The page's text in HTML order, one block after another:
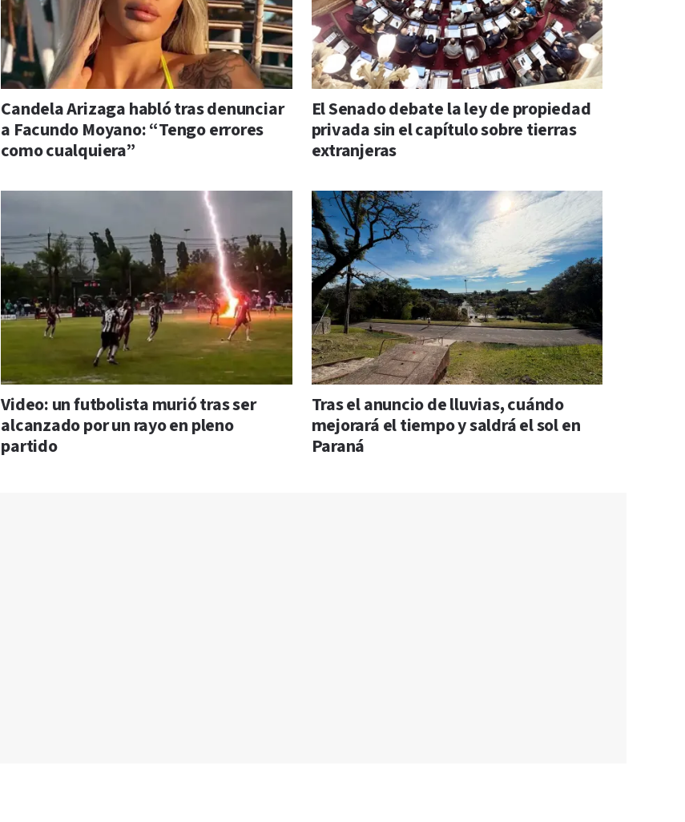
Candela Arizaga habló tras denunciar
a Facundo Moyano: “Tengo errores
como cualquiera”
El Senado debate la ley de propiedad
privada sin el capítulo sobre tierras
extranjeras
Video: un futbolista murió tras ser
alcanzado por un rayo en pleno
partido
Tras el anuncio de lluvias, cuándo
mejorará el tiempo y saldrá el sol en
Paraná